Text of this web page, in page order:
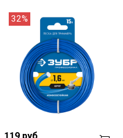
32%
119 руб